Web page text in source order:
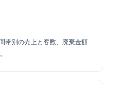
帯別の売上と客数、廃棄金額